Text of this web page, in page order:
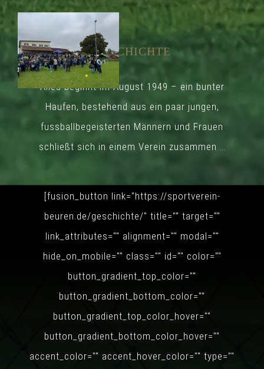
|
0 Kommentare
28.09.2025 Bambini
und F-Jugend
Spieltag
2025 | 0 Kommentare
GESCHICHTE
Alles beginnt im August 1949 – ein bunter
Haufen, bestehend aus ein paar jungen,
fussballbegeisterten Männern und Frauen
schließt sich in einem Verein zusammen …
[fusion_button link="https://sportverein-
beuren.de/geschichte/" title="" target=""
link_attributes="" alignment="" modal=""
hide_on_mobile="" class="" id="" color=""
button_gradient_top_color=""
button_gradient_bottom_color=""
button_gradient_top_color_hover=""
button_gradient_bottom_color_hover=""
accent_color="" accent_hover_color="" type=""